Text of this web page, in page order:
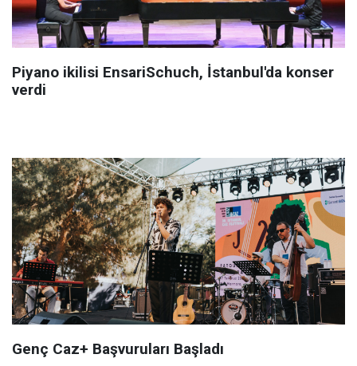
Piyano ikilisi EnsariSchuch, İstanbul'da konser
verdi
Genç Caz+ Başvuruları Başladı